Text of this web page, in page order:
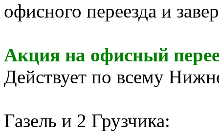
офисного переезда и
Акция на офисный
Действует по всему
Газель и 2 Грузчика: